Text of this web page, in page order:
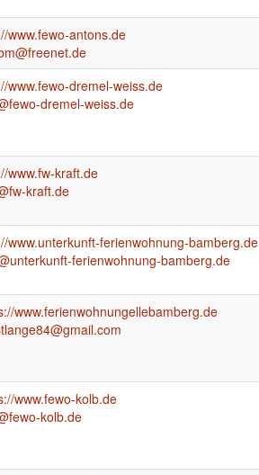
www.fewo-antons.de
www.fewo-dremel-weiss.de
dremel-weiss.de
www.fw-kraft.de
kraft.de
www.unterkunft-ferienwohnung-bamberg.de
ferienwohnung-bamberg.de
www.ferienwohnungellebamberg.de
www.fewo-kolb.de
kolb.de